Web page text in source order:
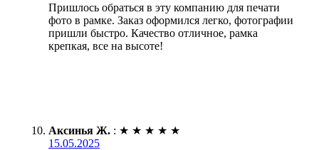
Пришлось обраться в эту компанию для печати
фото в рамке. Заказ оформился легко, фотографии
пришли быстро. Качество отличное, рамка
крепкая, все на высоте!
Аксинья Ж. : ★ ★ ★ ★ ★
15.05.2025